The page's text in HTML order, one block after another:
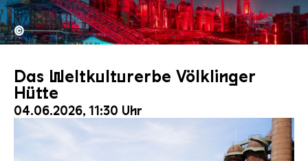
Hochofengruppe in Rot
Copyright:
©
Das Weltkulturerbe Völklinger
Hütte
04.06.2026, 11:30 Uhr